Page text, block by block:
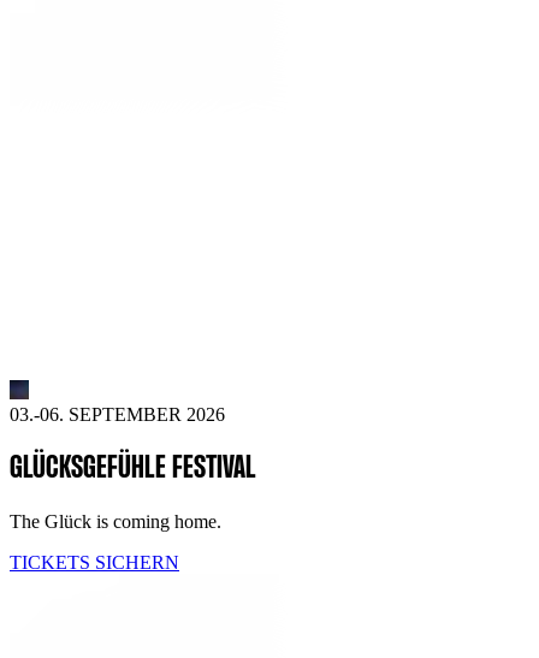
03.-06. SEPTEMBER 2026
GLÜCKSGEFÜHLE FESTIVAL
The Glück is coming home.
TICKETS SICHERN